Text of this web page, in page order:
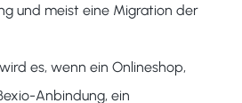
und meist eine Migration der
es, wenn ein Onlineshop,
Anbindung, ein